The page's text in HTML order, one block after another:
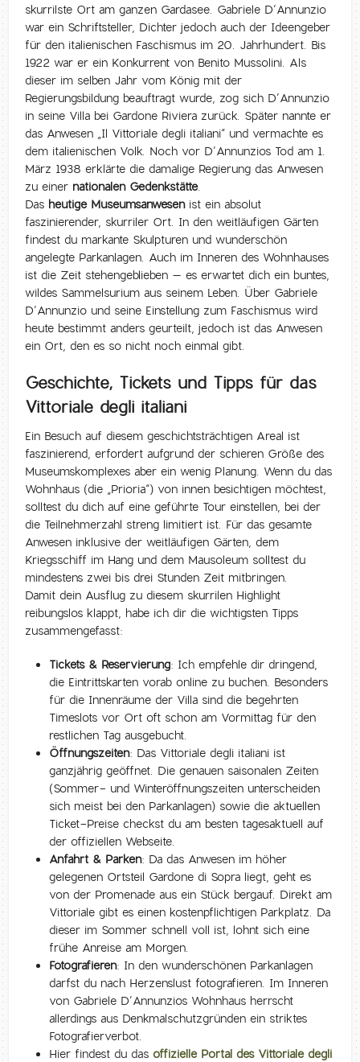
skurrilste Ort am ganzen Gardasee. Gabriele D’Annunzio
war ein Schriftsteller, Dichter jedoch auch der Ideengeber
für den italienischen Faschismus im 20. Jahrhundert. Bis
1922 war er ein Konkurrent von Benito Mussolini. Als
dieser im selben Jahr vom König mit der
Regierungsbildung beauftragt wurde, zog sich D’Annunzio
in seine Villa bei Gardone Riviera zurück. Später nannte er
das Anwesen „Il Vittoriale degli italiani“ und vermachte es
dem italienischen Volk. Noch vor D’Annunzios Tod am 1.
März 1938 erklärte die damalige Regierung das Anwesen
zu einer nationalen Gedenkstätte.
Das heutige Museumsanwesenist ein absolut
faszinierender, skurriler Ort. In den weitläufigen Gärten
findest du markante Skulpturen und wunderschön
angelegte Parkanlagen. Auch im Inneren des Wohnhauses
ist die Zeit stehengeblieben – es erwartet dich ein buntes,
wildes Sammelsurium aus seinem Leben. Über Gabriele
D’Annunzio und seine Einstellung zum Faschismus wird
heute bestimmt anders geurteilt, jedoch ist das Anwesen
ein Ort, den es so nicht noch einmal gibt.
Geschichte, Tickets und Tipps für das
Vittoriale degli italiani
Ein Besuch auf diesem geschichtsträchtigen Areal ist
faszinierend, erfordert aufgrund der schieren Größe des
Museumskomplexes aber ein wenig Planung. Wenn du das
Wohnhaus (die „Prioria“) von innen besichtigen möchtest,
solltest du dich auf eine geführte Tour einstellen, bei der
die Teilnehmerzahl streng limitiert ist. Für das gesamte
Anwesen inklusive der weitläufigen Gärten, dem
Kriegsschiff im Hang und dem Mausoleum solltest du
mindestens zwei bis drei Stunden Zeit mitbringen.
Damit dein Ausflug zu diesem skurrilen Highlight
reibungslos klappt, habe ich dir die wichtigsten Tipps
zusammengefasst:
Tickets & Reservierung: Ich empfehle dir dringend,
die Eintrittskarten vorab online zu buchen. Besonders
für die Innenräume der Villa sind die begehrten
Timeslots vor Ort oft schon am Vormittag für den
restlichen Tag ausgebucht.
Öffnungszeiten: Das Vittoriale degli italiani ist
ganzjährig geöffnet. Die genauen saisonalen Zeiten
(Sommer- und Winteröffnungszeiten unterscheiden
sich meist bei den Parkanlagen) sowie die aktuellen
Ticket-Preise checkst du am besten tagesaktuell auf
der offiziellen Webseite.
Anfahrt & Parken: Da das Anwesen im höher
gelegenen Ortsteil Gardone di Sopra liegt, geht es
von der Promenade aus ein Stück bergauf. Direkt am
Vittoriale gibt es einen kostenpflichtigen Parkplatz. Da
dieser im Sommer schnell voll ist, lohnt sich eine
frühe Anreise am Morgen.
Fotografieren: In den wunderschönen Parkanlagen
darfst du nach Herzenslust fotografieren. Im Inneren
von Gabriele D’Annunzios Wohnhaus herrscht
allerdings aus Denkmalschutzgründen ein striktes
Fotografierverbot.
Hier findest du dasoffizielle Portal des Vittoriale degli